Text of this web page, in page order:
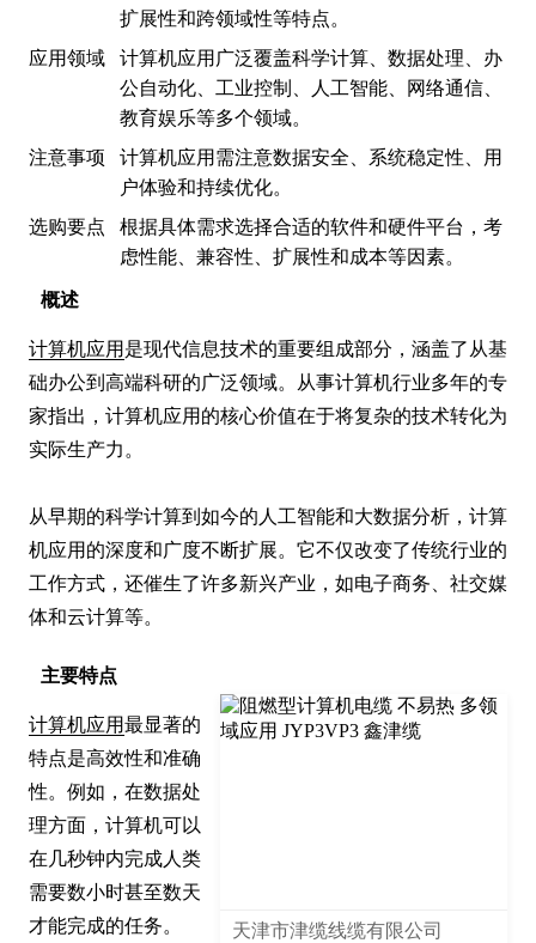
概述
计算机应用 是现代信息技术的重要组成部分，涵盖了从基
础办公到高端科研的广泛领域。从事计算机行业多年的专
家指出，计算机应用的核心价值在于将复杂的技术转化为
实际生产力。
从早期的科学计算到如今的人工智能和大数据分析，计算
机应用的深度和广度不断扩展。它不仅改变了传统行业的
工作方式，还催生了许多新兴产业，如电子商务、社交媒
体和云计算等。
主要特点
天津市津缆线缆有限公司
计算机应用最显著的
特点是高效性和准确
性。例如，在数据处
理方面，计算机可以
在几秒钟内完成人类
需要数小时甚至数天
才能完成的任务。
扩展性和跨领域性等特点。
应用领域
计算机应用广泛覆盖科学计算、数据处理、办
公自动化、工业控制、人工智能、网络通信、
教育娱乐等多个领域。
注意事项
计算机应用需注意数据安全、系统稳定性、用
户体验和持续优化。
选购要点
根据具体需求选择合适的软件和硬件平台，考
虑性能、兼容性、扩展性和成本等因素。